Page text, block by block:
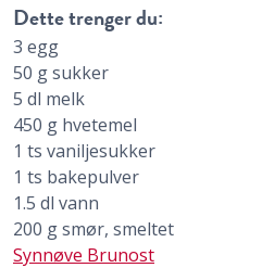
Dette trenger du:
3 egg
50 gsukker
5 dl melk
450 g hvetemel
1 ts vaniljesukker
1 ts bakepulver
1.5 dl vann
200 gsmør, smeltet
Synnøve Brunost